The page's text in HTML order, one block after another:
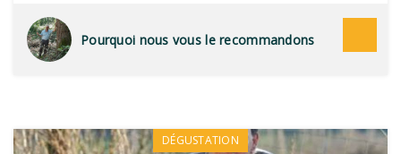
Pourquoi nous vous le recommandons
DÉGUSTATION